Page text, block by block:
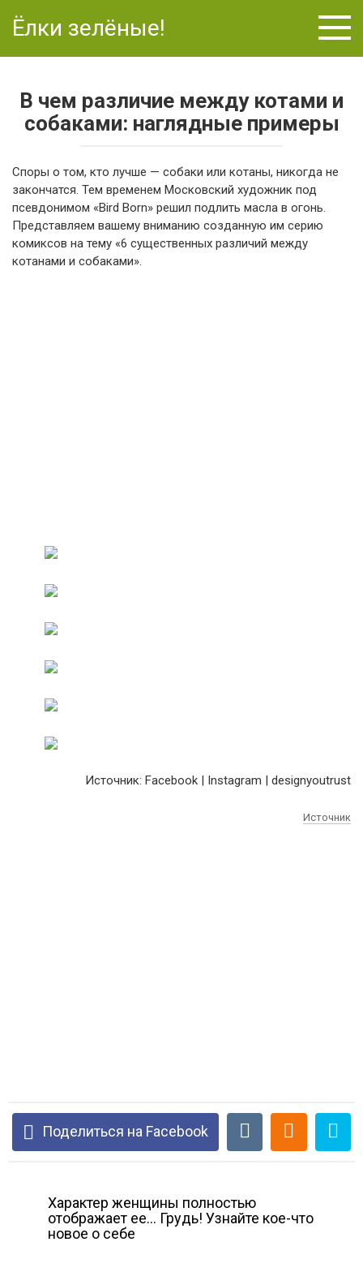
Ёлки зелёные!
В чем различие между котами и
собаками: наглядные примеры
Споры о том, кто лучше — собаки или котаны, никогда не
закончатся. Тем временем Московский художник под
псевдонимом «Bird Born» решил подлить масла в огонь.
Представляем вашему вниманию созданную им серию
комиксов на тему «6 существенных различий между
котанами и собаками».
Источник: Facebook | Instagram | designyoutrust
Источник
Поделиться на Facebook
Характер женщины полностью
отображает ее… Грудь! Узнайте кое-что
новое о себе